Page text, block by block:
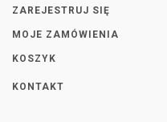
ZAREJESTRUJ SIĘ
MOJE ZAMÓWIENIA
KOSZYK
KONTAKT